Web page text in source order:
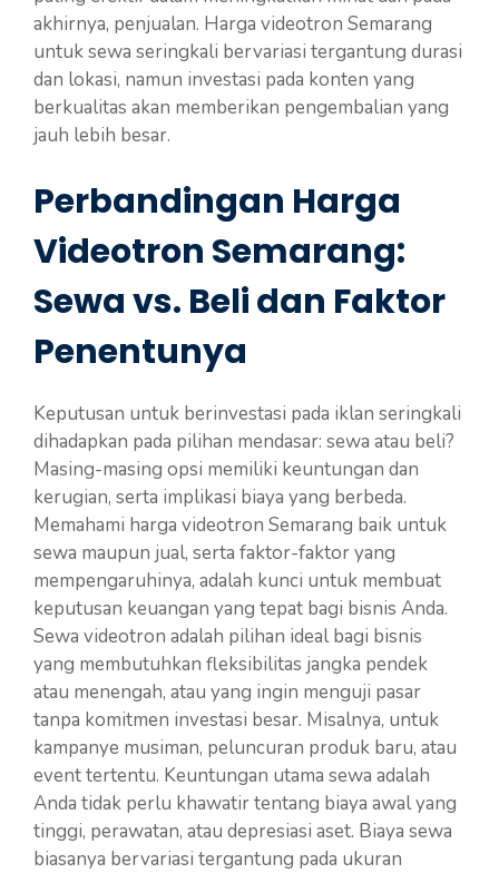
akhirnya, penjualan. Harga videotron Semarang
untuk sewa seringkali bervariasi tergantung durasi
dan lokasi, namun investasi pada konten yang
berkualitas akan memberikan pengembalian yang
jauh lebih besar.
Perbandingan Harga
Videotron Semarang:
Sewa vs. Beli dan Faktor
Penentunya
Keputusan untuk berinvestasi pada iklan seringkali
dihadapkan pada pilihan mendasar: sewa atau beli?
Masing-masing opsi memiliki keuntungan dan
kerugian, serta implikasi biaya yang berbeda.
Memahami harga videotron Semarang baik untuk
sewa maupun jual, serta faktor-faktor yang
mempengaruhinya, adalah kunci untuk membuat
keputusan keuangan yang tepat bagi bisnis Anda.
Sewa videotron adalah pilihan ideal bagi bisnis
yang membutuhkan fleksibilitas jangka pendek
atau menengah, atau yang ingin menguji pasar
tanpa komitmen investasi besar. Misalnya, untuk
kampanye musiman, peluncuran produk baru, atau
event tertentu. Keuntungan utama sewa adalah
Anda tidak perlu khawatir tentang biaya awal yang
tinggi, perawatan, atau depresiasi aset. Biaya sewa
biasanya bervariasi tergantung pada ukuran